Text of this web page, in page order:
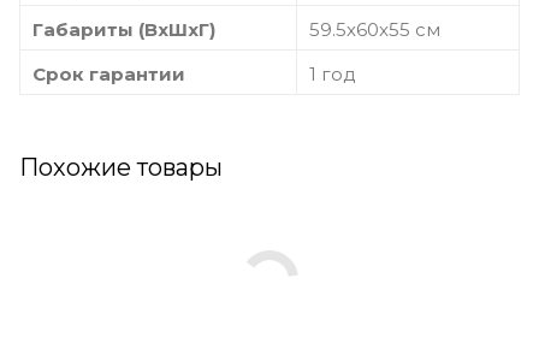
Габариты (ВхШхГ)
59.5х60x55 см
Срок гарантии
1 год
Похожие товары